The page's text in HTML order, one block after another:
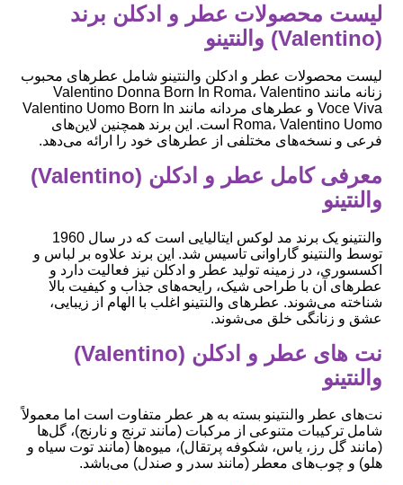
لیست محصولات عطر و ادکلن برند
(Valentino) والنتینو
لیست محصولات عطر و ادکلن والنتینو شامل عطرهای محبوب
زنانه مانند Valentino Donna Born In Roma، Valentino
Voce Viva و عطرهای مردانه مانند Valentino Uomo Born In
Roma، Valentino Uomo است. این برند همچنین لاین‌های
فرعی و نسخه‌های مختلفی از عطرهای خود را ارائه می‌دهد.
معرفی کامل عطر و ادکلن (Valentino)
والنتینو
والنتینو یک برند مد لوکس ایتالیایی است که در سال 1960
توسط والنتینو گاراوانی تاسیس شد. این برند علاوه بر لباس و
اکسسوری، در زمینه تولید عطر و ادکلن نیز فعالیت دارد و
عطرهای آن با طراحی شیک، رایحه‌های جذاب و کیفیت بالا
شناخته می‌شوند. عطرهای والنتینو اغلب با الهام از زیبایی،
عشق و زنانگی خلق می‌شوند.
نت های عطر و ادکلن (Valentino)
والنتینو
نت‌های عطر والنتینو بسته به هر عطر متفاوت است اما معمولاً
شامل ترکیبات متنوعی از مرکبات (مانند ترنج و نارنج)، گل‌ها
(مانند گل رز، یاس، شکوفه پرتقال)، میوه‌ها (مانند توت سیاه و
هلو) و چوب‌های معطر (مانند سدر و صندل) می‌باشد.